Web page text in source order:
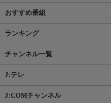
おすすめ番組
ランキング
チャンネル一覧
J:テレ
J:COMチャンネル